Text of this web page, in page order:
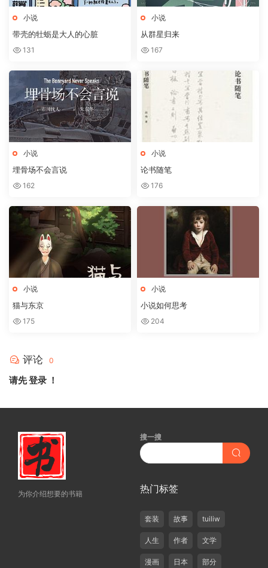
小说
带壳的牡蛎是大人的心脏
131
小说
从群星归来
167
小说
埋骨场不会言说
162
小说
论书随笔
176
小说
猫与东京
175
小说
小说如何思考
204
评论 0
请先登录 ！
为你介绍想要的书籍
搜一搜
热门标签
套装 故事 tuiliw
人生 作者 文学
漫画 日本 部分